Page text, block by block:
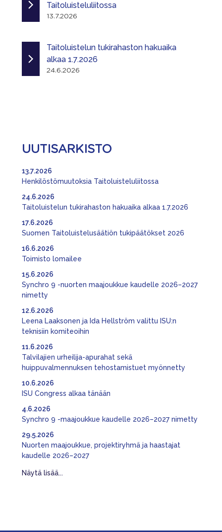
Taitoluisteluliitossa
13.7.2026
Taitoluistelun tukirahaston hakuaika
alkaa 1.7.2026
24.6.2026
UUTISARKISTO
Henkilöstömuutoksia Taitoluisteluliitossa
13.7.2026
Taitoluistelun tukirahaston hakuaika alkaa 1.7.2026
24.6.2026
Suomen Taitoluistelusäätiön tukipäätökset 2026
17.6.2026
Toimisto lomailee
16.6.2026
Synchro 9 -nuorten maajoukkue kaudelle 2026–2027
nimetty
15.6.2026
Leena Laaksonen ja Ida Hellström valittu ISU:n
teknisiin komiteoihin
12.6.2026
Talvilajien urheilija-apurahat sekä
huippuvalmennuksen tehostamistuet myönnetty
11.6.2026
ISU Congress alkaa tänään
10.6.2026
Synchro 9 -maajoukkue kaudelle 2026–2027 nimetty
4.6.2026
Nuorten maajoukkue, projektiryhmä ja haastajat
kaudelle 2026–2027
29.5.2026
Näytä lisää...